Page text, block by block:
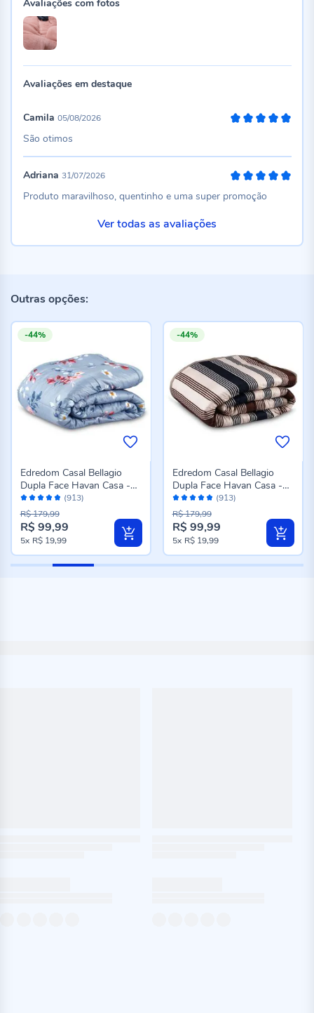
Avaliações com fotos
Avaliações em destaque
Camila 05/08/2026
São otimos
Adriana 31/07/2026
Produto maravilhoso, quentinho e uma super promoção
Ver todas as avaliações
Outras opções:
-44%
Avaliação:
96%
(913)
Edredom Casal Bellagio
Dupla Face Havan Casa -
Jade Floral Azul
Preço
especial
R$ 99,99
R$ 179,99
5x R$ 19,99
-44%
Avaliação:
96%
(913)
Edredom Casal Bellagio
Dupla Face Havan Casa -
Caio Geo Azul
Preço
especial
R$ 99,99
R$ 179,99
5x R$ 19,99